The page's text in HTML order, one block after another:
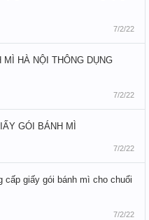
7/2/22
HÀ NỘI THÔNG DỤNG
7/2/22
GÓI BÁNH MÌ
7/2/22
cấp giấy gói bánh mì cho chuổi
7/2/22